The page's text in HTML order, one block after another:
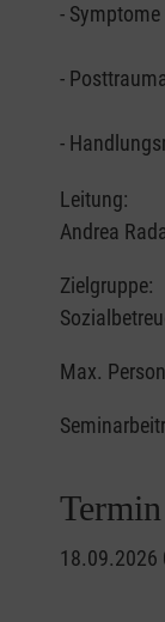
-
-
-
Leitung:
Andrea
Zielgruppe:
Max.
Termin
18.09.2026